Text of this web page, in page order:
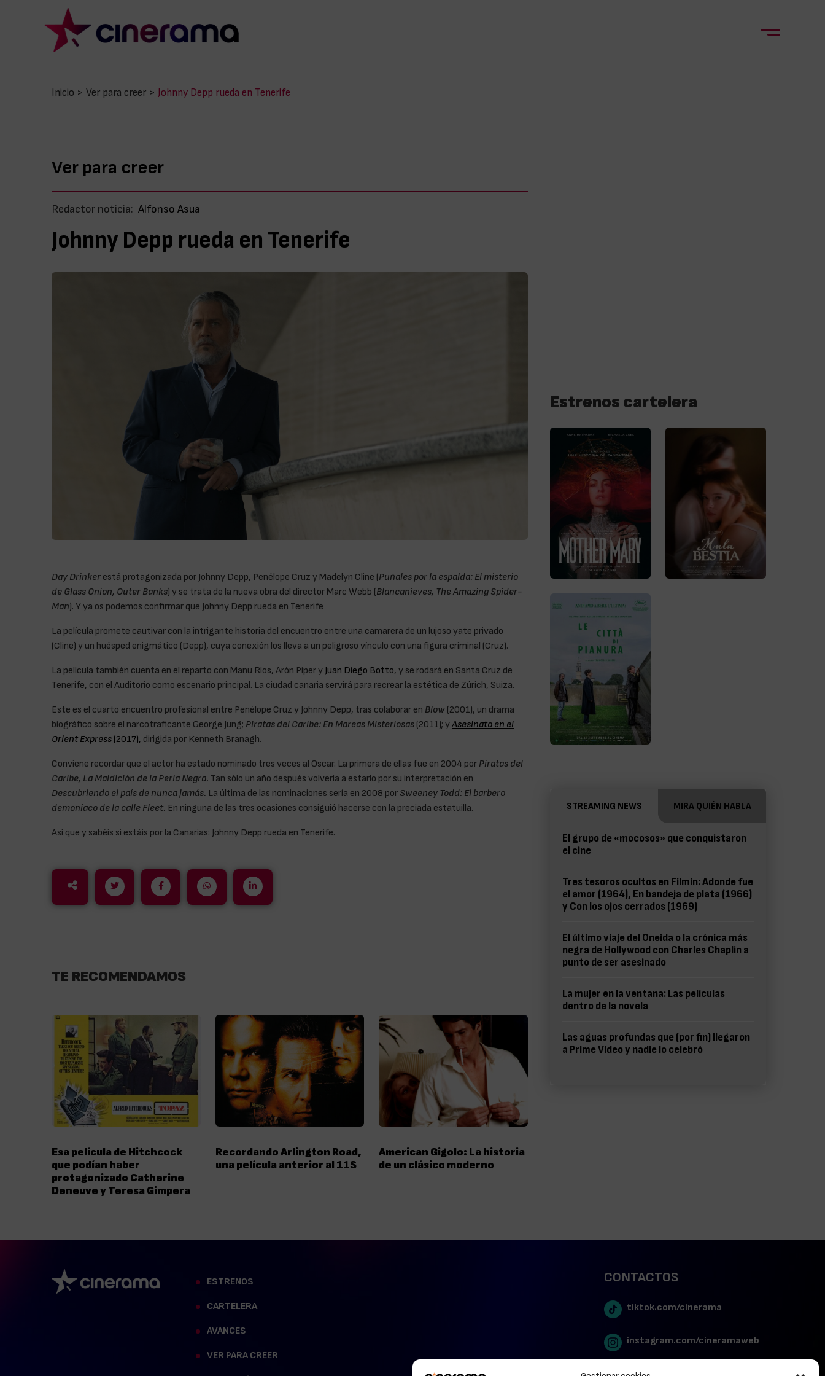
Inicio > Ver para creer > Johnny Depp rueda en Tenerife
Ver para creer
Redactor noticia: Alfonso Asua
Johnny Depp rueda en Tenerife
Day Drinker está protagonizada por Johnny Depp, Penélope Cruz y Madelyn Cline (Puñales por la espalda: El misterio
de Glass Onion, Outer Banks) y se trata de la nueva obra del director Marc Webb (Blancanieves, The Amazing Spider-
Man). Y ya os podemos confirmar que Johnny Depp rueda en Tenerife
La película promete cautivar con la intrigante historia del encuentro entre una camarera de un lujoso yate privado
(Cline) y un huésped enigmático (Depp), cuya conexión los lleva a un peligroso vínculo con una figura criminal (Cruz).
La película también cuenta en el reparto con Manu Ríos, Arón Piper y Juan Diego Botto, y se rodará en Santa Cruz de
Tenerife, con el Auditorio como escenario principal. La ciudad canaria servirá para recrear la estética de Zúrich, Suiza.
Este es el cuarto encuentro profesional entre Penélope Cruz y Johnny Depp, tras colaborar en Blow (2001), un drama
biográfico sobre el narcotraficante George Jung; Piratas del Caribe: En Mareas Misteriosas (2011); yAsesinato en el
Orient Express (2017), dirigida por Kenneth Branagh.
Conviene recordar que el actor ha estado nominado tres veces al Oscar. La primera de ellas fue en 2004 por Piratas del
Caribe, La Maldición de la Perla Negra. Tan sólo un año después volvería a estarlo por su interpretación en
Descubriendo el país de nunca jamás. La última de las nominaciones sería en 2008 por Sweeney Todd: El barbero
demoníaco de la calle Fleet. En ninguna de las tres ocasiones consiguió hacerse con la preciada estatuilla.
Así que y sabéis si estáis por la Canarias: Johnny Depp rueda en Tenerife.
TE RECOMENDAMOS
Esa película de Hitchcock
que podían haber
protagonizado Catherine
Deneuve y Teresa Gimpera
Recordando Arlington Road,
una película anterior al 11S
American Gigolo: La historia
de un clásico moderno
Estrenos cartelera
STREAMING NEWS MIRA QUIÉN HABLA
El grupo de «mocosos» que conquistaron
el cine
Tres tesoros ocultos en Filmin: Adonde fue
el amor (1964), En bandeja de plata (1966)
y Con los ojos cerrados (1969)
El último viaje del Oneida o la crónica más
negra de Hollywood con Charles Chaplin a
punto de ser asesinado
La mujer en la ventana: Las películas
dentro de la novela
Las aguas profundas que (por fin) llegaron
a Prime Video y nadie lo celebró
ESTRENOS
CARTELERA
AVANCES
VER PARA CREER
CONTACTOS
tiktok.com/cinerama
instagram.com/cineramaweb
twitter.com/cinerames